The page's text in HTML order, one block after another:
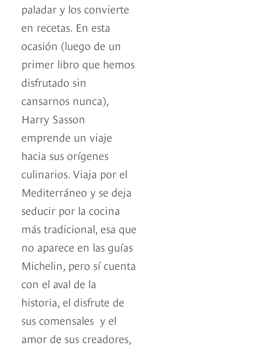
paladar y los convierte
en recetas. En esta
ocasión (luego de un
primer libro que hemos
disfrutado sin
cansarnos nunca),
Harry Sasson
emprende un viaje
hacia sus orígenes
culinarios. Viaja por el
Mediterráneo y se deja
seducir por la cocina
más tradicional, esa que
no aparece en las guías
Michelin, pero sí cuenta
con el aval de la
historia, el disfrute de
sus comensales y el
amor de sus creadores,